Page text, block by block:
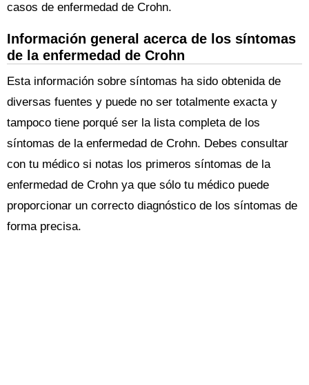
casos de enfermedad de Crohn.
Información general acerca de los síntomas
de la enfermedad de Crohn
Esta información sobre síntomas ha sido obtenida de
diversas fuentes y puede no ser totalmente exacta y
tampoco tiene porqué ser la lista completa de los
síntomas de la enfermedad de Crohn. Debes consultar
con tu médico si notas los primeros síntomas de la
enfermedad de Crohn ya que sólo tu médico puede
proporcionar un correcto diagnóstico de los síntomas de
forma precisa.